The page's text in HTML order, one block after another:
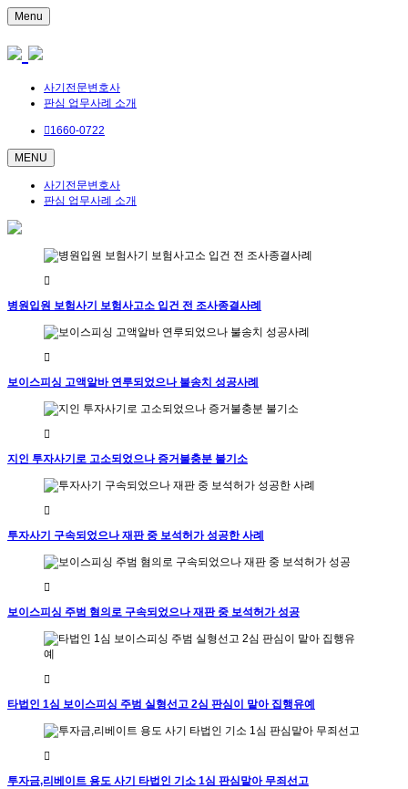
Menu
사기전문변호사
판심 업무사례 소개
1660-0722
MENU
사기전문변호사
판심 업무사례 소개
병원입원 보험사기 보험사고소 입건 전 조사종결사례
보이스피싱 고액알바 연루되었으나 불송치 성공사례
지인 투자사기로 고소되었으나 증거불충분 불기소
투자사기 구속되었으나 재판 중 보석허가 성공한 사례
보이스피싱 주범 혐의로 구속되었으나 재판 중 보석허가 성공
타법인 1심 보이스피싱 주범 실형선고 2심 판심이 맡아 집행유예
투자금,리베이트 용도 사기 타법인 기소 1심 판심맡아 무죄선고